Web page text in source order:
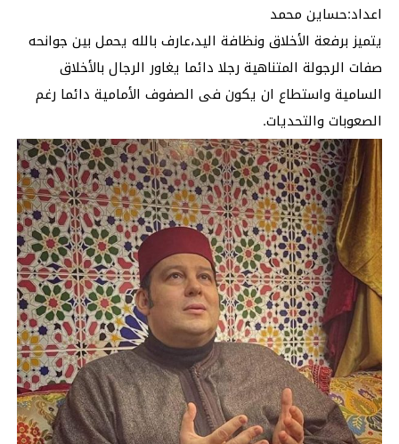
اعداد:حساين محمد
يتميز برفعة الأخلاق ونظافة اليد،عارف بالله يحمل بين جوانحه
صفات الرجولة المتناهية رجلا دائما يغاور الرجال بالأخلاق
السامية واستطاع ان يكون فى الصفوف الأمامية دائما رغم
الصعوبات والتحديات.